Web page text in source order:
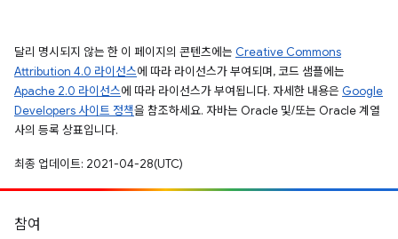
달리 명시되지 않는 한 이 페이지의 콘텐츠에는 Creative Commons
Attribution 4.0 라이선스에 따라 라이선스가 부여되며, 코드 샘플에는
Apache 2.0 라이선스에 따라 라이선스가 부여됩니다. 자세한 내용은 Google
Developers 사이트 정책을 참조하세요. 자바는 Oracle 및/또는 Oracle 계열
사의 등록 상표입니다.
최종 업데이트: 2021-04-28(UTC)
참여